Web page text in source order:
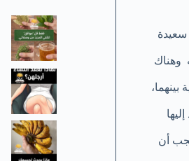
سعيدة
وهناك
أن